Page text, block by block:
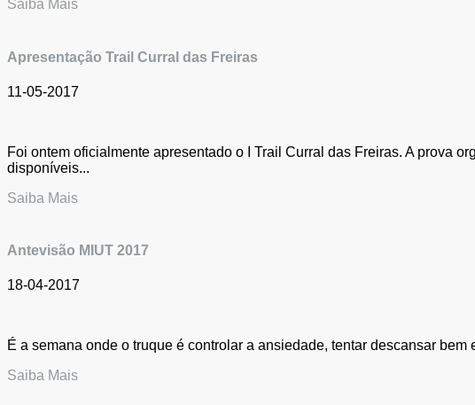
Saiba Mais
Apresentação Trail Curral das Freiras
11-05-2017
Foi ontem oficialmente apresentado o I Trail Curral das Freiras. A prova
disponíveis...
Saiba Mais
Antevisão MIUT 2017
18-04-2017
É a semana onde o truque é controlar a ansiedade, tentar descansar
Saiba Mais